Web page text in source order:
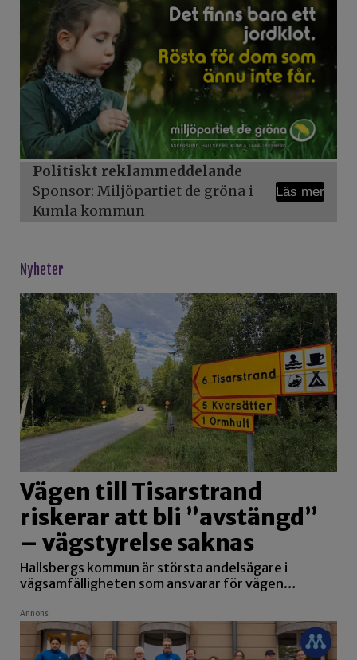
Politiskt reklammeddelande
Sponsor: Miljöpartiet de gröna i
Kumla kommun
Läs mer
Nyheter
Vägen till Tisarstrand
riskerar att bli ”avstängd”
– vägstyrelse saknas
Hallsbergs kommun är största andelsägare i
vägsamfälligheten som ansvarar för vägen…
Annons